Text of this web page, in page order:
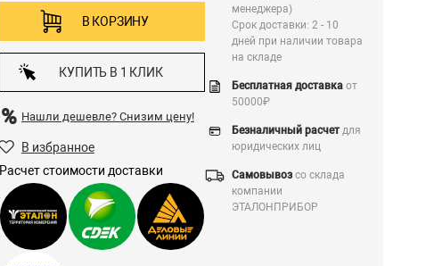
В КОРЗИНУ
КУПИТЬ В 1 КЛИК
Нашли дешевле? Снизим цену!
В избранное
Расчет стоимости доставки
менеджера)
Срок доставки: 2 - 10
дней при наличии товара
на складе
Бесплатная доставкаот
50000₽
Безналичный расчетдля
юридических лиц
Самовывозсо склада
компании
ЭТАЛОНПРИБОР